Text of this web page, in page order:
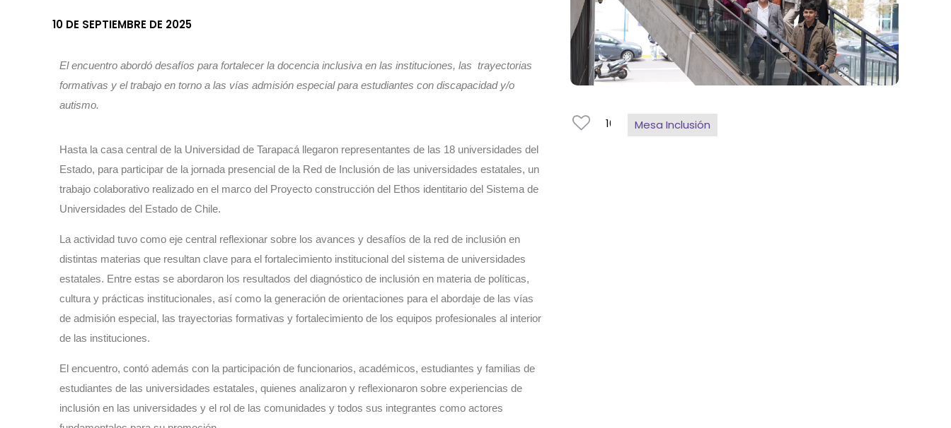
10 DE SEPTIEMBRE DE 2025
El encuentro abordó desafíos para fortalecer la docencia inclusiva en las instituciones, las trayectorias
formativas y el trabajo en torno a las vías admisión especial para estudiantes con discapacidad y/o
autismo.
Hasta la casa central de la Universidad de Tarapacá llegaron representantes de las 18 universidades del
Estado, para participar de la jornada presencial de la Red de Inclusión de las universidades estatales, un
trabajo colaborativo realizado en el marco del Proyecto construcción del Ethos identitario del Sistema de
Universidades del Estado de Chile.
La actividad tuvo como eje central reflexionar sobre los avances y desafíos de la red de inclusión en
distintas materias que resultan clave para el fortalecimiento institucional del sistema de universidades
estatales. Entre estas se abordaron los resultados del diagnóstico de inclusión en materia de políticas,
cultura y prácticas institucionales, así como la generación de orientaciones para el abordaje de las vías
de admisión especial, las trayectorias formativas y fortalecimiento de los equipos profesionales al interior
de las instituciones.
El encuentro, contó además con la participación de funcionarios, académicos, estudiantes y familias de
estudiantes de las universidades estatales, quienes analizaron y reflexionaron sobre experiencias de
inclusión en las universidades y el rol de las comunidades y todos sus integrantes como actores
16 Mesa Inclusión